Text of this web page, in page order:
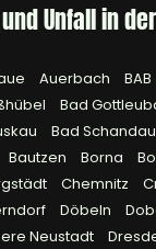
Unfall in
Auerbach
Bad
Bad Schandau
Bautzen Borna
Chemnitz
Döbeln
Neustadt